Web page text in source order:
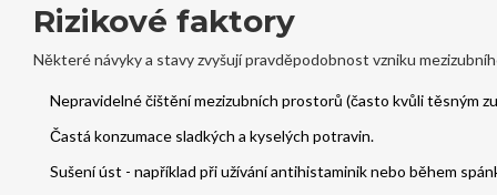
Rizikové faktory
Některé návyky a stavy zvyšují pravděpodobnost vzniku
Nepravidelné čištění mezizubních prostorů (často kvůli těsným
Častá konzumace sladkých a kyselých potravin.
Sušení úst - například při užívání antihistaminik nebo během